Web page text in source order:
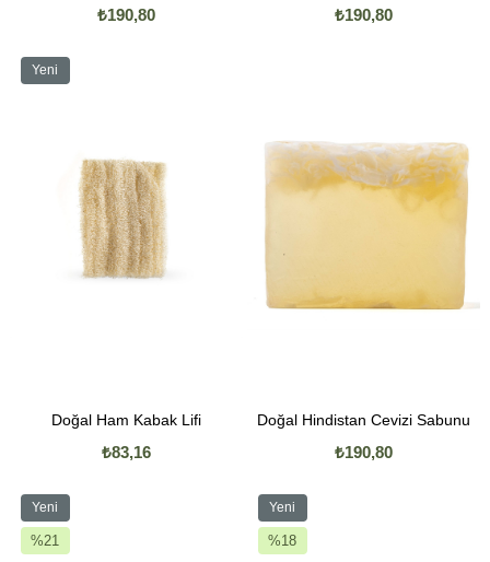
₺190,80 ₺190,80
Doğal Ham Kabak Lifi
₺83,16
Yeni
Doğal Hindistan Cevizi Sabunu
₺190,80
%21
Yeni
Ürün
%18
Yeni
Ürün